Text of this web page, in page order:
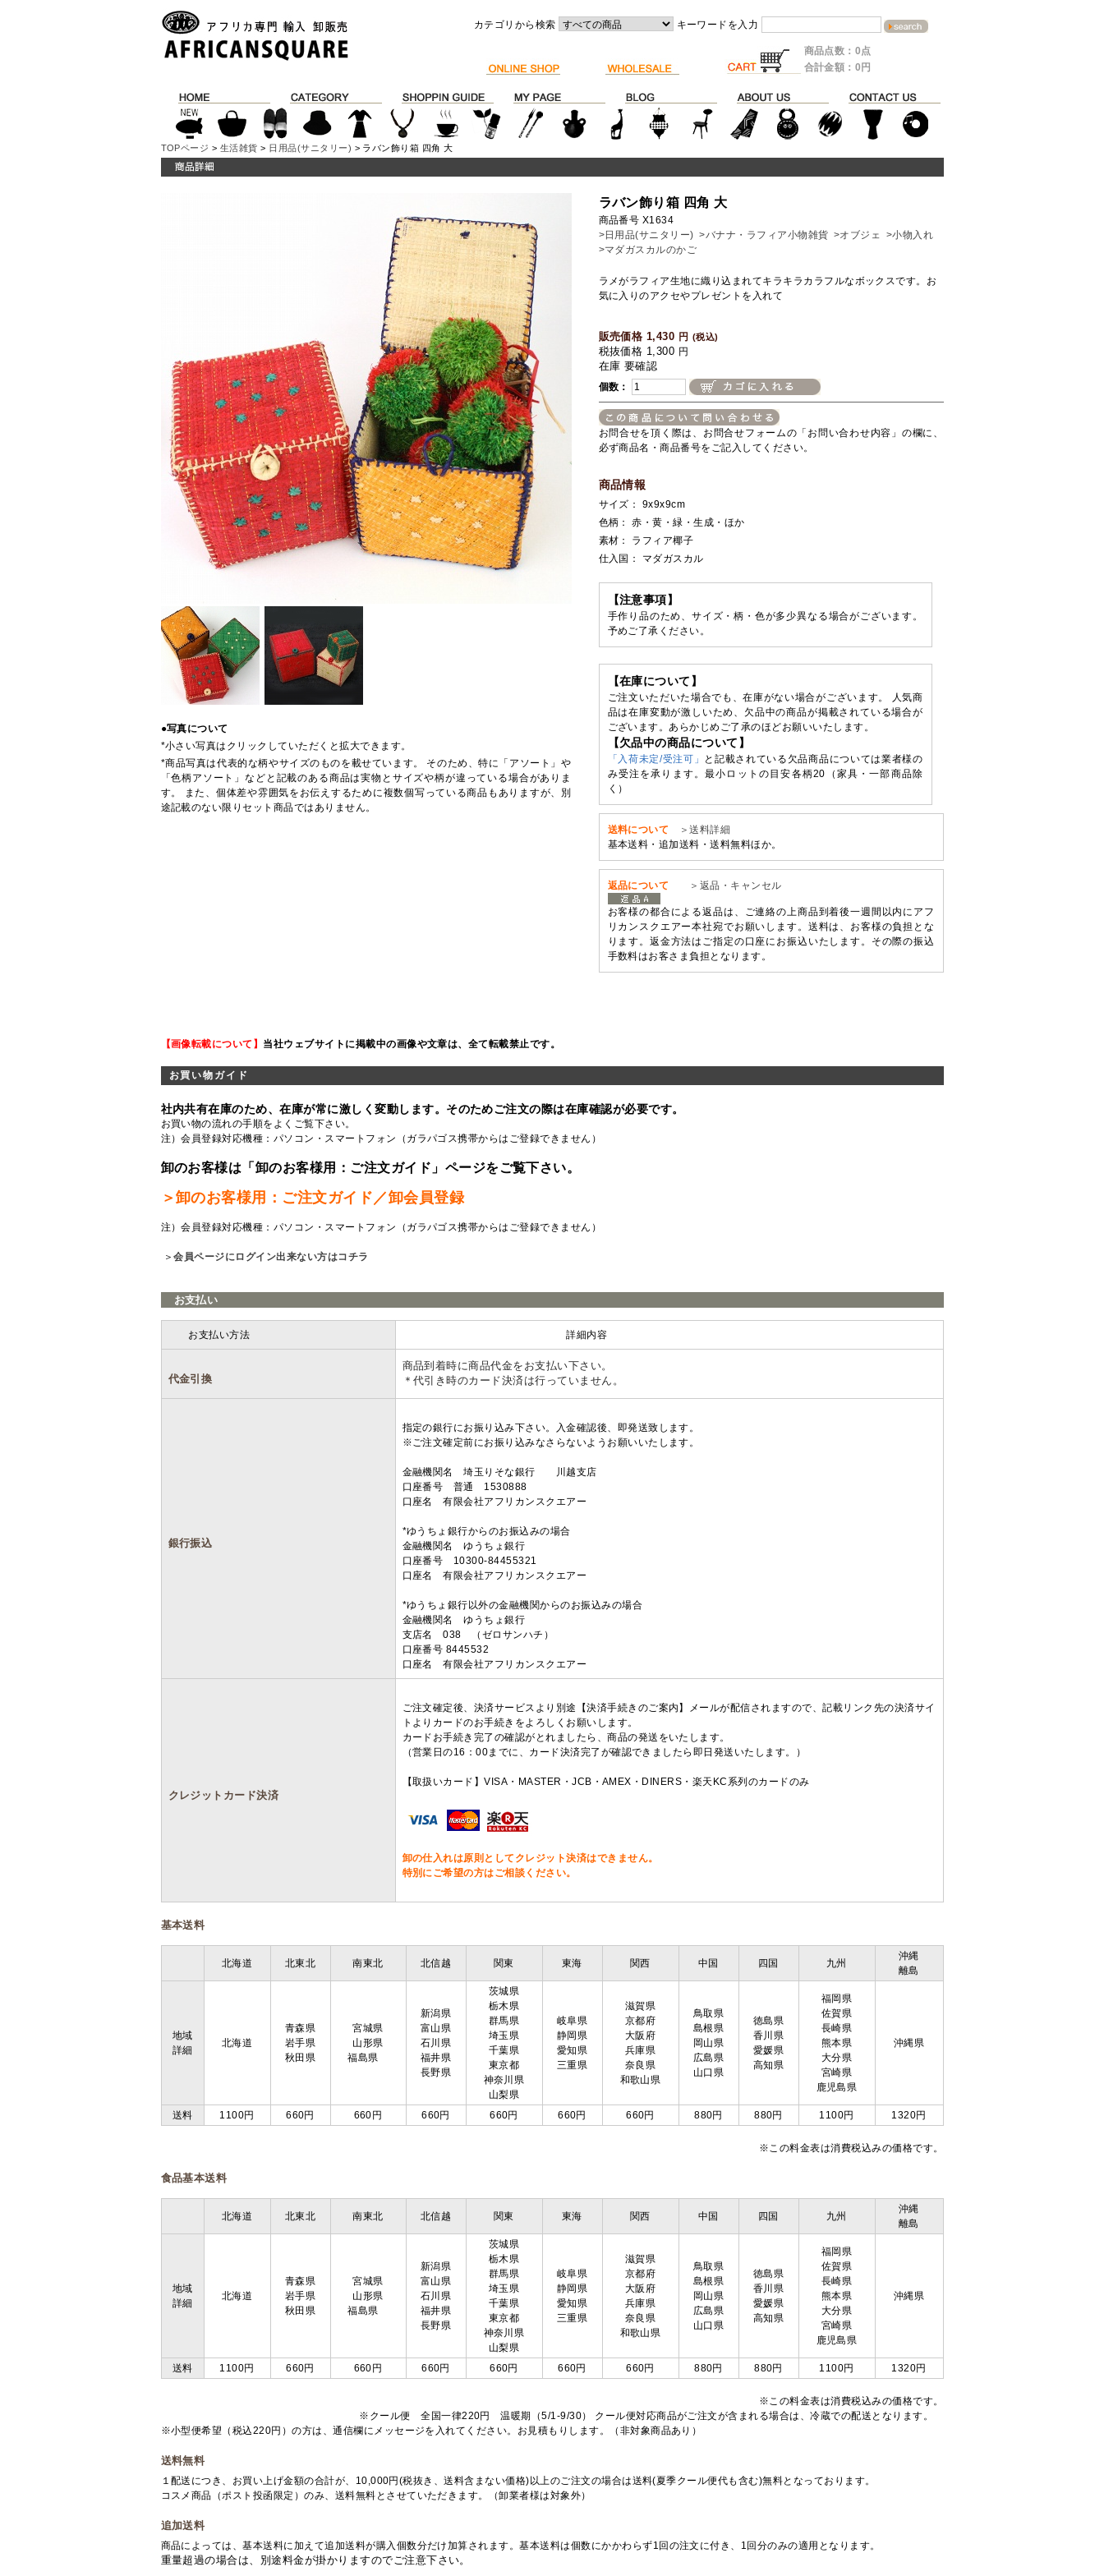
カテゴリから検索 キーワードを入力
商品点数：0点
合計金額：0円
TOPページ > 生活雑貨 > 日用品(サニタリー) > ラバン飾り箱 四角 大
●写真について
*小さい写真はクリックしていただくと拡大できます。
*商品写真は代表的な柄やサイズのものを載せています。 そのため、特に「アソート」や
「色柄アソート」などと記載のある商品は実物とサイズや柄が違っている場合がありま
す。 また、個体差や雰囲気をお伝えするために複数個写っている商品もありますが、別
途記載のない限りセット商品ではありません。
ラバン飾り箱 四角 大
商品番号 X1634
>日用品(サニタリー) >バナナ・ラフィア小物雑貨 >オブジェ >小物入れ
>マダガスカルのかご
ラメがラフィア生地に織り込まれてキラキラカラフルなボックスです。お
気に入りのアクセやプレゼントを入れて
販売価格 1,430 円 (税込)
税抜価格 1,300 円
在庫 要確認
個数：
お問合せを頂く際は、お問合せフォームの「お問い合わせ内容」の欄に、
必ず商品名・商品番号をご記入してください。
商品情報
サイズ： 9x9x9cm
色柄： 赤・黄・緑・生成・ほか
素材： ラフィア椰子
仕入国： マダガスカル
【注意事項】
手作り品のため、サイズ・柄・色が多少異なる場合がございます。
予めご了承ください。
【在庫について】
ご注文いただいた場合でも、在庫がない場合がございます。 人気商
品は在庫変動が激しいため、欠品中の商品が掲載されている場合が
ございます。あらかじめご了承のほどお願いいたします。
【欠品中の商品について】
「入荷未定/受注可」
と記載されている欠品商品については業者様の
み受注を承ります。最小ロットの目安各柄20（家具・一部商品除
く）
送料について
＞送料詳細
基本送料・追加送料・送料無料ほか。
返品について ＞返品・キャンセル
お客様の都合による返品は、ご連絡の上商品到着後一週間以内にアフ
リカンスクエアー本社宛でお願いします。送料は、お客様の負担とな
ります。返金方法はご指定の口座にお振込いたします。その際の振込
手数料はお客さま負担となります。
【画像転載について】 当社ウェブサイトに掲載中の画像や文章は、全て転載禁止です。
お買い物ガイド
社内共有在庫のため、在庫が常に激しく変動します。そのためご注文の際は在庫確認が必要です。
お買い物の流れの手順をよくご覧下さい。
注）会員登録対応機種：パソコン・スマートフォン（ガラパゴス携帯からはご登録できません）
卸のお客様は「卸のお客様用：ご注文ガイド」ページをご覧下さい。
＞卸のお客様用：ご注文ガイド／卸会員登録
注）会員登録対応機種：パソコン・スマートフォン（ガラパゴス携帯からはご登録できません）
＞会員ページにログイン出来ない方はコチラ
お支払い
お支払い方法 詳細内容
代金引換
商品到着時に商品代金をお支払い下さい。
＊代引き時のカード決済は行っていません。
銀行振込
指定の銀行にお振り込み下さい。入金確認後、即発送致します。
※ご注文確定前にお振り込みなさらないようお願いいたします。
金融機関名 埼玉りそな銀行 川越支店
口座番号 普通 1530888
口座名 有限会社アフリカンスクエアー
*ゆうちょ銀行からのお振込みの場合
金融機関名 ゆうちょ銀行
口座番号 10300-84455321
口座名 有限会社アフリカンスクエアー
*ゆうちょ銀行以外の金融機関からのお振込みの場合
金融機関名 ゆうちょ銀行
支店名 038 （ゼロサンハチ）
口座番号 8445532
口座名 有限会社アフリカンスクエアー
クレジットカード決済
ご注文確定後、決済サービスより別途【決済手続きのご案内】メールが配信されますので、記載リンク先の決済サイ
トよりカードのお手続きをよろしくお願いします。
カードお手続き完了の確認がとれましたら、商品の発送をいたします。
（営業日の16：00までに、カード決済完了が確認できましたら即日発送いたします。）
【取扱いカード】VISA・MASTER・JCB・AMEX・DINERS・楽天KC系列のカードのみ
卸の仕入れは原則としてクレジット決済はできません。
特別にご希望の方はご相談ください。
基本送料
北海道 北東北 南東北 北信越 関東 東海 関西 中国 四国 九州
沖縄
離島
地域
詳細
北海道
青森県
岩手県
秋田県
宮城県
山形県
福島県
新潟県
富山県
石川県
福井県
長野県
茨城県
栃木県
群馬県
埼玉県
千葉県
東京都
神奈川県
山梨県
岐阜県
静岡県
愛知県
三重県
滋賀県
京都府
大阪府
兵庫県
奈良県
和歌山県
鳥取県
島根県
岡山県
広島県
山口県
徳島県
香川県
愛媛県
高知県
福岡県
佐賀県
長崎県
熊本県
大分県
宮崎県
鹿児島県
沖縄県
送料 1100円 660円 660円 660円 660円 660円 660円 880円 880円 1100円 1320円
※この料金表は消費税込みの価格です。
食品基本送料
北海道 北東北 南東北 北信越 関東 東海 関西 中国 四国 九州
沖縄
離島
地域
詳細
北海道
青森県
岩手県
秋田県
宮城県
山形県
福島県
新潟県
富山県
石川県
福井県
長野県
茨城県
栃木県
群馬県
埼玉県
千葉県
東京都
神奈川県
山梨県
岐阜県
静岡県
愛知県
三重県
滋賀県
京都府
大阪府
兵庫県
奈良県
和歌山県
鳥取県
島根県
岡山県
広島県
山口県
徳島県
香川県
愛媛県
高知県
福岡県
佐賀県
長崎県
熊本県
大分県
宮崎県
鹿児島県
沖縄県
送料 1100円 660円 660円 660円 660円 660円 660円 880円 880円 1100円 1320円
※この料金表は消費税込みの価格です。
※クール便 全国一律220円 温暖期（5/1-9/30） クール便対応商品がご注文が含まれる場合は、冷蔵での配送となります。
※小型便希望（税込220円）の方は、通信欄にメッセージを入れてください。お見積もりします。（非対象商品あり）
送料無料
１配送につき、お買い上げ金額の合計が、10,000円(税抜き、送料含まない価格)以上のご注文の場合は送料(夏季クール便代も含む)無料となっております。
コスメ商品（ポスト投函限定）のみ、送料無料とさせていただきます。（卸業者様は対象外）
追加送料
商品によっては、基本送料に加えて追加送料が購入個数分だけ加算されます。基本送料は個数にかかわらず1回の注文に付き、1回分のみの適用となります。
重量超過の場合は、別途料金が掛かりますのでご注意下さい。